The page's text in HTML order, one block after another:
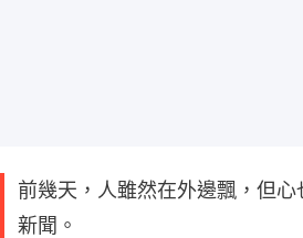
前幾天，人雖然在外邊飄，但
新聞。